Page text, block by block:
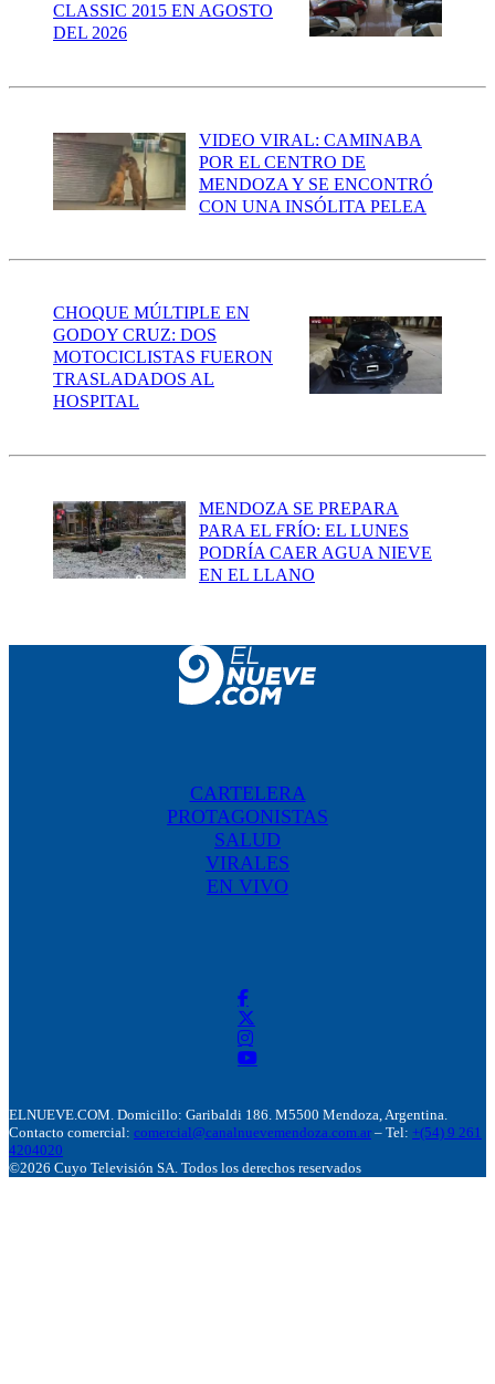
CLASSIC 2015 EN AGOSTO
DEL 2026
VIDEO VIRAL: CAMINABA
POR EL CENTRO DE
MENDOZA Y SE ENCONTRÓ
CON UNA INSÓLITA PELEA
CHOQUE MÚLTIPLE EN
GODOY CRUZ: DOS
MOTOCICLISTAS FUERON
TRASLADADOS AL
HOSPITAL
MENDOZA SE PREPARA
PARA EL FRÍO: EL LUNES
PODRÍA CAER AGUA NIEVE
EN EL LLANO
CARTELERA
PROTAGONISTAS
SALUD
VIRALES
EN VIVO
ELNUEVE.COM. Domicillo: Garibaldi 186. M5500 Mendoza, Argentina.
Contacto comercial: comercial@canalnuevemendoza.com.ar – Tel: +(54) 9 261
4204020
©2026 Cuyo Televisión SA. Todos los derechos reservados